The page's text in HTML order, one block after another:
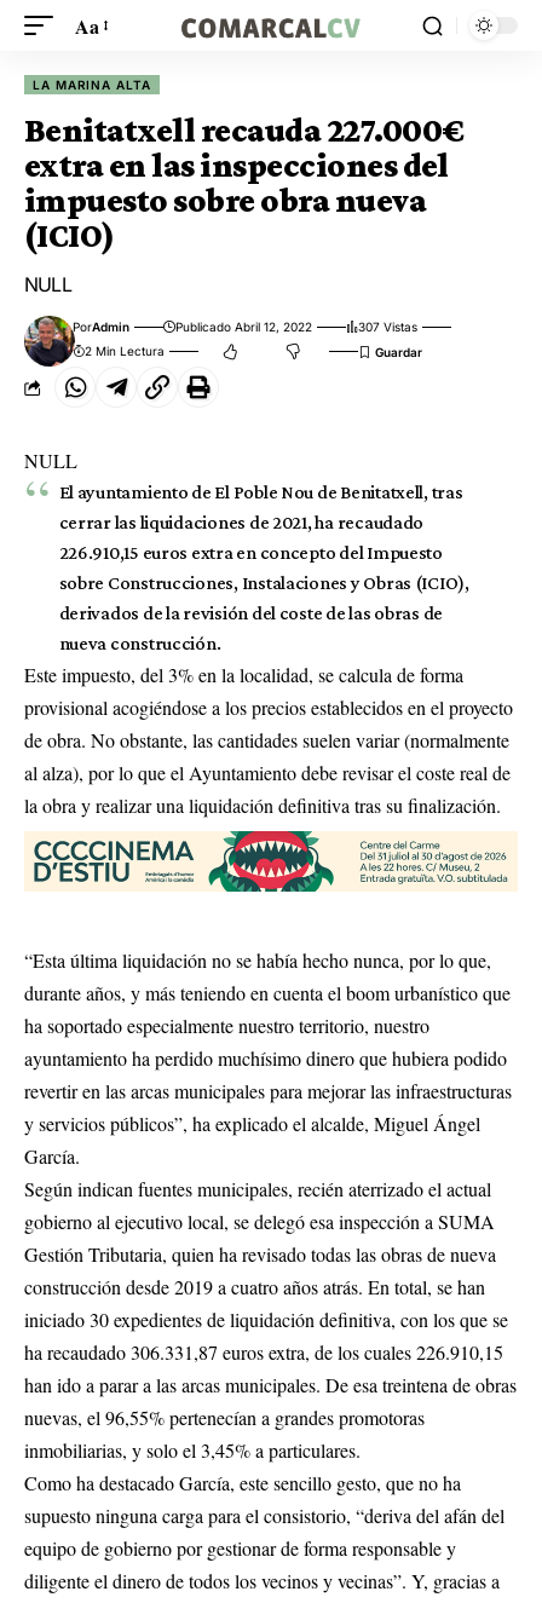
Aa
LA MARINA ALTA
Benitatxell recauda 227.000€
extra en las inspecciones del
impuesto sobre obra nueva
(ICIO)
NULL
PorAdmin Publicado Abril 12, 2022
307 Vistas
2 Min Lectura
NULL
El ayuntamiento de El Poble Nou de Benitatxell, tras
cerrar las liquidaciones de 2021, ha recaudado
226.910,15 euros extra en concepto del Impuesto
sobre Construcciones, Instalaciones y Obras (ICIO),
derivados de la revisión del coste de las obras de
nueva construcción.
Este impuesto, del 3% en la localidad, se calcula de forma
provisional acogiéndose a los precios establecidos en el proyecto
de obra. No obstante, las cantidades suelen variar (normalmente
al alza), por lo que el Ayuntamiento debe revisar el coste real de
la obra y realizar una liquidación definitiva tras su finalización.
“Esta última liquidación no se había hecho nunca, por lo que,
durante años, y más teniendo en cuenta el boom urbanístico que
ha soportado especialmente nuestro territorio, nuestro
ayuntamiento ha perdido muchísimo dinero que hubiera podido
revertir en las arcas municipales para mejorar las infraestructuras
y servicios públicos”, ha explicado el alcalde, Miguel Ángel
García.
Según indican fuentes municipales, recién aterrizado el actual
gobierno al ejecutivo local, se delegó esa inspección a SUMA
Gestión Tributaria, quien ha revisado todas las obras de nueva
construcción desde 2019 a cuatro años atrás. En total, se han
iniciado 30 expedientes de liquidación definitiva, con los que se
ha recaudado 306.331,87 euros extra, de los cuales 226.910,15
han ido a parar a las arcas municipales. De esa treintena de obras
nuevas, el 96,55% pertenecían a grandes promotoras
inmobiliarias, y solo el 3,45% a particulares.
Como ha destacado García, este sencillo gesto, que no ha
supuesto ninguna carga para el consistorio, “deriva del afán del
equipo de gobierno por gestionar de forma responsable y
diligente el dinero de todos los vecinos y vecinas”. Y, gracias a